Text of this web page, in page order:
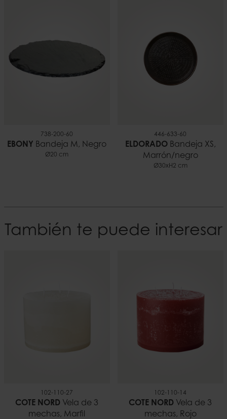
738-200-60
EBONY Bandeja M, Negro
Ø20 cm
446-633-60
ELDORADOBandeja XS,
Marrón/negro
Ø30xH2 cm
También te puede interesar
102-110-27
COTE NORD Vela de 3
mechas, Marfil
102-110-14
COTE NORD Vela de 3
mechas, Rojo